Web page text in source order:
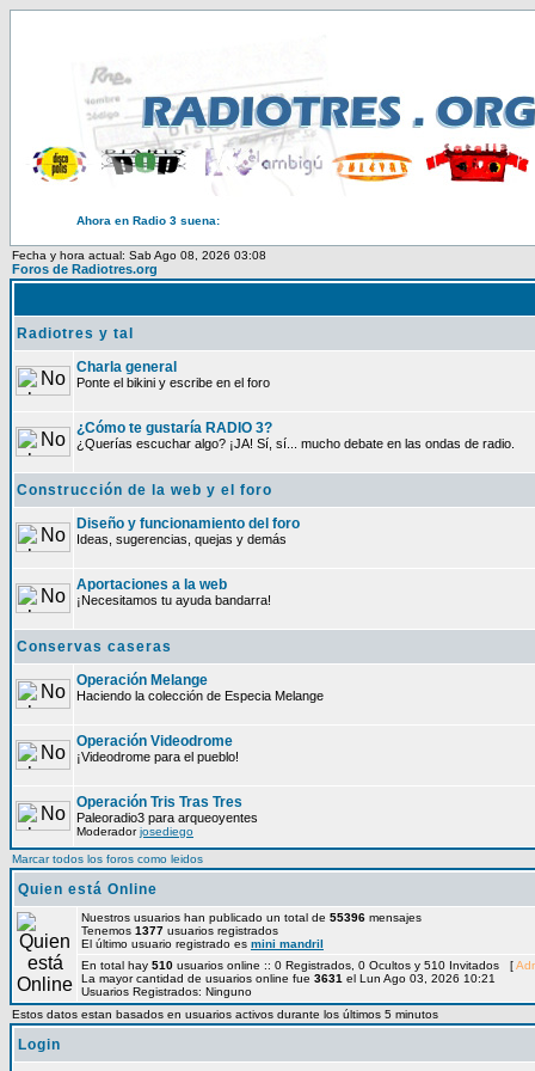
Ahora en Radio 3 suena:
Fecha y hora actual: Sab Ago 08, 2026 03:08
Foros de Radiotres.org
Radiotres y tal
Charla general
Ponte el bikini y escribe en el foro
¿Cómo te gustaría RADIO 3?
¿Querías escuchar algo? ¡JA! Sí, sí... mucho debate en las ondas de radio.
Construcción de la web y el foro
Diseño y funcionamiento del foro
Ideas, sugerencias, quejas y demás
Aportaciones a la web
¡Necesitamos tu ayuda bandarra!
Conservas caseras
Operación Melange
Haciendo la colección de Especia Melange
Operación Videodrome
¡Videodrome para el pueblo!
Operación Tris Tras Tres
Paleoradio3 para arqueoyentes
Moderadorjosediego
Marcar todos los foros como leidos
Quien está Online
Nuestros usuarios han publicado un total de 55396 mensajes
Tenemos 1377 usuarios registrados
El último usuario registrado es mini mandril
En total hay 510 usuarios online :: 0 Registrados, 0 Ocultos y 510 Invitados [
La mayor cantidad de usuarios online fue 3631 el Lun Ago 03, 2026 10:21
Usuarios Registrados: Ninguno
Estos datos estan basados en usuarios activos durante los últimos 5 minutos
Login